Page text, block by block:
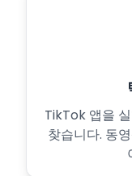
TikTok 앱을
찾습니다. 동